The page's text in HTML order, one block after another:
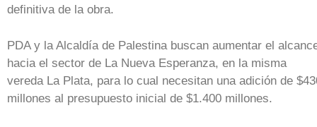
definitiva de la obra.
PDA y la Alcaldía de Palestina buscan aumentar el
hacia el sector de La Nueva Esperanza, en la misma
vereda La Plata, para lo cual necesitan una adición de
millones al presupuesto inicial de $1.400 millones.